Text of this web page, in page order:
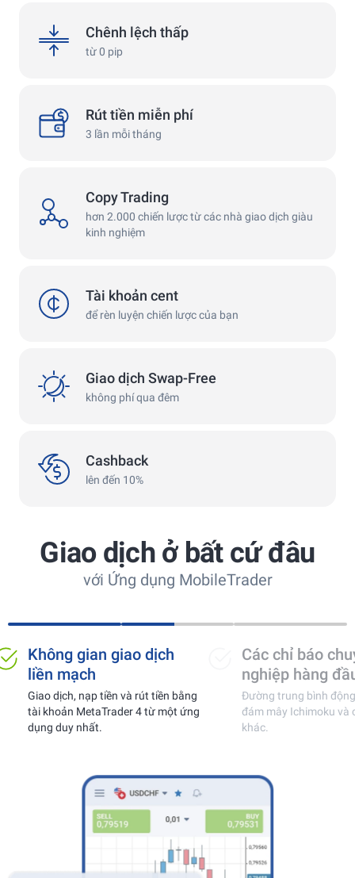
Chênh lệch thấp
từ 0 pip
Rút tiền miễn phí
3 lần mỗi tháng
Copy Trading
hơn 2.000 chiến lược từ các nhà giao dịch giàu
kinh nghiệm
Tài khoản cent
để rèn luyện chiến lược của bạn
Giao dịch Swap-Free
không phí qua đêm
Cashback
lên đến 10%
Giao dịch ở bất cứ đâu
với Ứng dụng MobileTrader
Không gian giao dịch
liền mạch
Giao dịch, nạp tiền và rút tiền bằng
tài khoản MetaTrader 4 từ một ứng
dụng duy nhất.
Các chỉ báo
nghiệp hàng đầu
Đường trung bình động
đám mây Ichimoku và
khác.